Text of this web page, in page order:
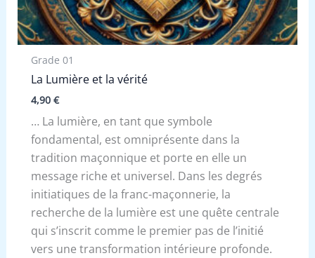
Grade 01
La Lumière et la vérité
4,90 €
… La lumière, en tant que symbole
fondamental, est omniprésente dans la
tradition maçonnique et porte en elle un
message riche et universel. Dans les degrés
initiatiques de la franc-maçonnerie, la
recherche de la lumière est une quête centrale
qui s’inscrit comme le premier pas de l’initié
vers une transformation intérieure profonde.